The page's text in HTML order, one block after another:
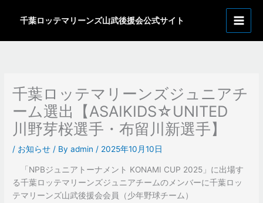
千葉ロッテマリーンズ山武後援会公式サイト
千葉ロッテマリーンズジュニアチ
ーム選出【ASAIKIDS☆UNITED
川野芽桜選手・布留川新選手】
/ お知らせ / Byadmin/ 2025年10月10日
「NPBジュニアトーナメント KONAMI CUP 2025」に出場す
る千葉ロッテマリーンズジュニアチームのメンバーに千葉ロッ
テマリーンズ山武後援会会員（少年野球チーム）
ー